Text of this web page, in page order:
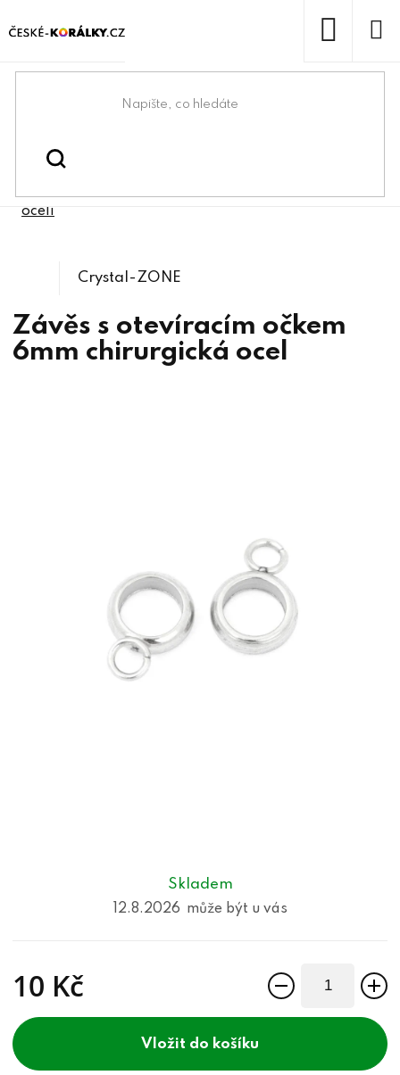
na
Domů
Bižuterní komponenty
chirurgické oceli /
oceli
Skladem
12.8.2026
10 Kč
do košíku
Závěs s otevíracím očkem
6mm chirurgická ocel
Crystal-ZONE